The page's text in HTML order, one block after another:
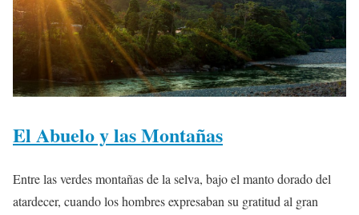
El Abuelo y las Montañas
Entre las verdes montañas de la selva, bajo el manto dorado del
atardecer, cuando los hombres expresaban su gratitud al gran